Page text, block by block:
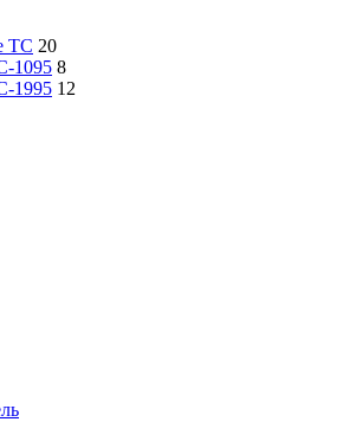
ТС 20
1095 8
1995 12